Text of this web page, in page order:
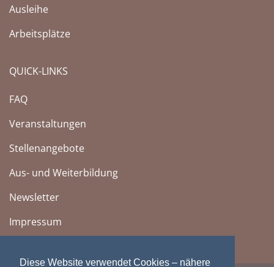
Diese Website verwendet Cookies – nähere
Ausleihe
Arbeitsplätze
QUICK-LINKS
FAQ
Veranstaltungen
Stellenangebote
Aus- und Weiterbildung
Newsletter
Impressum